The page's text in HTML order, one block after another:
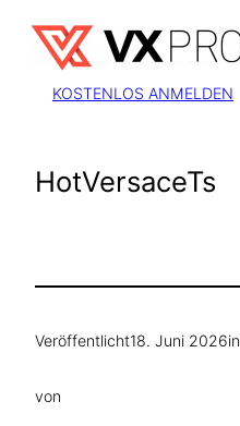
Inhalt
springen
KOSTENLOS ANMELDEN
HotVersaceTs
Veröffentlicht18. Juni 2026in
von